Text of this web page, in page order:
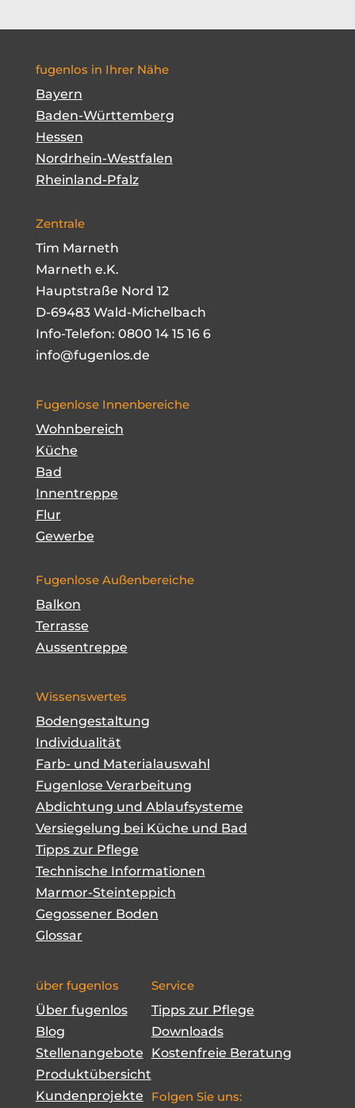
fugenlos in Ihrer Nähe
Bayern
Baden-Württemberg
Hessen
Nordrhein-Westfalen
Rheinland-Pfalz
Zentrale
Tim Marneth
Marneth e.K.
Hauptstraße Nord 12
D-69483 Wald-Michelbach
Info-Telefon: 0800 14 15 16 6
info@fugenlos.de
Fugenlose Innenbereiche
Wohnbereich
Küche
Bad
Innentreppe
Flur
Gewerbe
Fugenlose Außenbereiche
Balkon
Terrasse
Aussentreppe
Wissenswertes
Bodengestaltung
Individualität
Farb- und Materialauswahl
Fugenlose Verarbeitung
Abdichtung und Ablaufsysteme
Versiegelung bei Küche und Bad
Tipps zur Pflege
Technische Informationen
Marmor-Steinteppich
Gegossener Boden
Glossar
über fugenlos
Über fugenlos
Blog
Stellenangebote
Produktübersicht
Kundenprojekte
Service
Tipps zur Pflege
Downloads
Kostenfreie Beratung
Folgen Sie uns: